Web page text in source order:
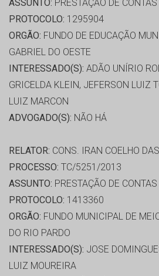
ASSUNTO: PRESTAÇÃO DE
PROTOCOLO: 1295904
ORGÃO: FUNDO DE EDUCAÇÃO
GABRIEL DO OESTE
INTERESSADO(S): ADÃO UNÍRIO
GRICELDA KLEIN, JEFERSON LUIZ
LUIZ MARCON
ADVOGADO(S): NÃO HÁ
RELATOR: CONS. IRAN COELHO
PROCESSO: TC/5251/2013
ASSUNTO: PRESTAÇÃO DE
PROTOCOLO: 1413360
ORGÃO: FUNDO MUNICIPAL DE
DO RIO PARDO
INTERESSADO(S): JOSE
LUIZ MOUREIRA